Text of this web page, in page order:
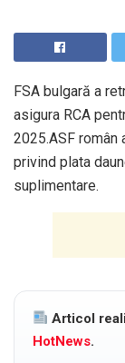
FSA bulgară a
asigura RCA
2025.ASF
privind plata
suplimentare.
Articol
HotNews.